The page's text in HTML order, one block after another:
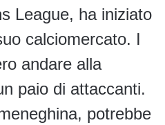
League, ha iniziato
calciomercato. I
andare alla
paio di attaccanti.
potrebbe